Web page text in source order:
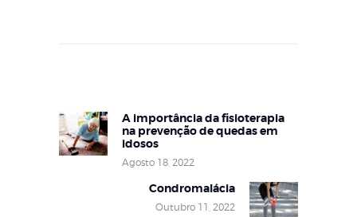
artigos
Previous
post:
A importância da fisioterapia
na prevenção de quedas em
idosos
Agosto 18, 2022
Next
post:
Condromalácia
Outubro 11, 2022